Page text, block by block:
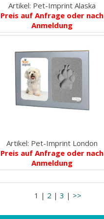
Artikel: Pet-Imprint Alaska
Preis auf Anfrage oder nach
Anmeldung
Artikel: Pet-Imprint London
Preis auf Anfrage oder nach
Anmeldung
1 | 2 | 3 | >>